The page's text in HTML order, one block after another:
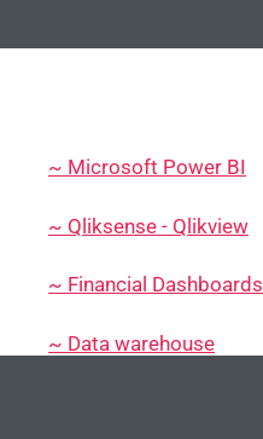
~ Microsoft Power BI
~ Qliksense - Qlikview
~ Financial Dashboards
~ Data warehouse